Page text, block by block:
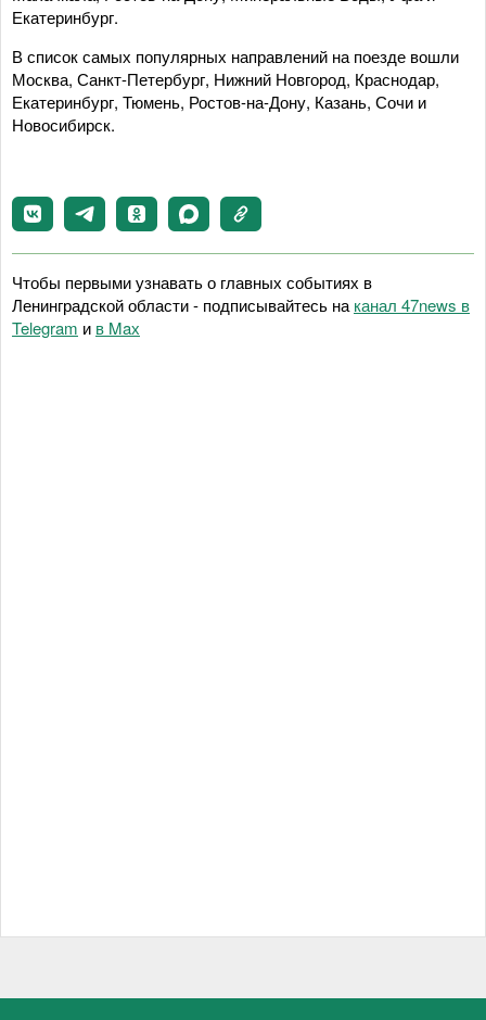
Екатеринбург.
В список самых популярных направлений на поезде вошли
Москва, Санкт-Петербург, Нижний Новгород, Краснодар,
Екатеринбург, Тюмень, Ростов-на-Дону, Казань, Сочи и
Новосибирск.
Чтобы первыми узнавать о главных событиях в
Ленинградской области - подписывайтесь на канал 47news в
Telegram и в Maх